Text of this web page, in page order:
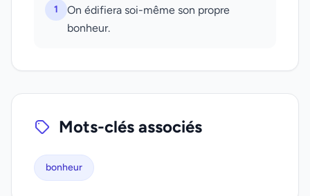
1
On édifiera soi-même son propre
bonheur.
Mots-clés associés
bonheur